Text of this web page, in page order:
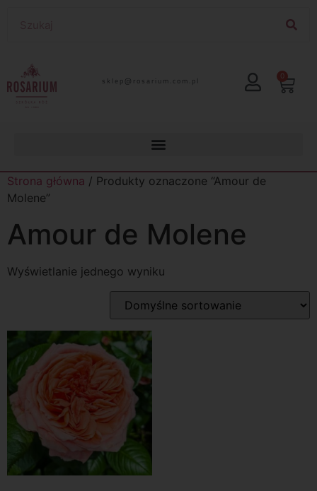
lp.moc.muirasor@pelks 0
Strona główna / Produkty oznaczone “Amour de
Molene”
Amour de Molene
Wyświetlanie jednego wyniku